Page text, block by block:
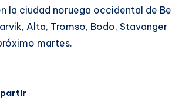
la ciudad noruega occidental de
Alta, Tromso, Bodo, Stavanger
martes.